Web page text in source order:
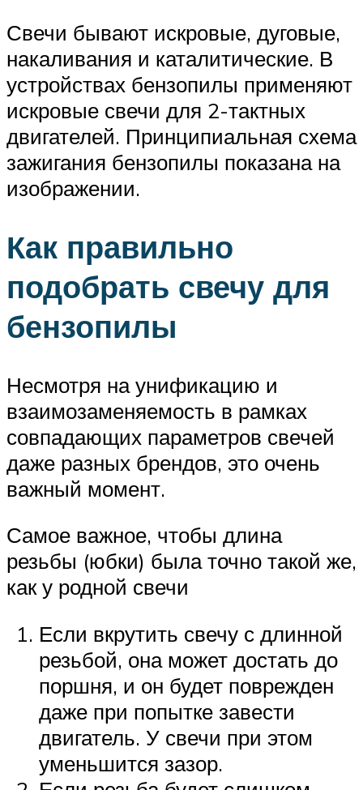
Свечи бывают искровые, дуговые,
накаливания и каталитические. В
устройствах бензопилы применяют
искровые свечи для 2-тактных
двигателей. Принципиальная схема
зажигания бензопилы показана на
изображении.
Как правильно
подобрать свечу для
бензопилы
Несмотря на унификацию и
взаимозаменяемость в рамках
совпадающих параметров свечей
даже разных брендов, это очень
важный момент.
Самое важное, чтобы длина
резьбы (юбки) была точно такой же,
как у родной свечи
Если вкрутить свечу с длинной
резьбой, она может достать до
поршня, и он будет поврежден
даже при попытке завести
двигатель. У свечи при этом
уменьшится зазор.